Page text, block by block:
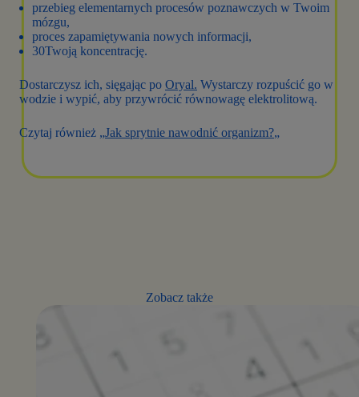
przebieg elementarnych procesów poznawczych w Twoim
mózgu,
proces zapamiętywania nowych informacji,
30Twoją koncentrację.
Dostarczysz ich, sięgając po Oryal. Wystarczy rozpuścić go w
wodzie i wypić, aby przywrócić równowagę elektrolitową.
Czytaj również „Jak sprytnie nawodnić organizm?„
Zobacz także